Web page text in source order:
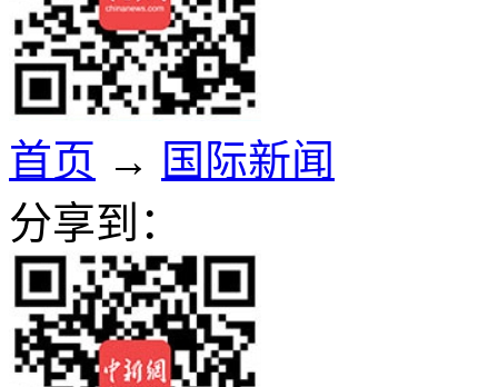
首页 → 国际新闻
分享到：